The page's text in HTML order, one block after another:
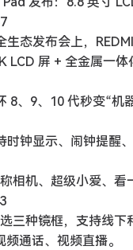
态发布会上，
屏 + 全金属一体
8、9、10 代秒变“机
钟显示、闹钟提醒
相机、超级小爱、看
三种镜框，支持线
通话、视频直播。